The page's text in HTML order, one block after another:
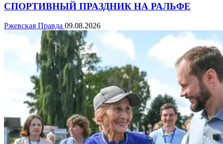
СПОРТИВНЫЙ ПРАЗДНИК НА РАЛЬФЕ
Ржевская Правда 09.08.2026